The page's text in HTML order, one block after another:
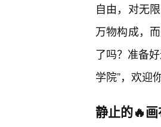
自由，对无
万物构成，
了吗？准备
学院”，欢迎你
静止的🔥